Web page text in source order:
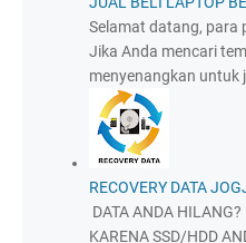
Selamat datang, para
Jika Anda mencari
menyenangkan untuk
RECOVERY DATA
DATA ANDA
KARENA SSD/HDD